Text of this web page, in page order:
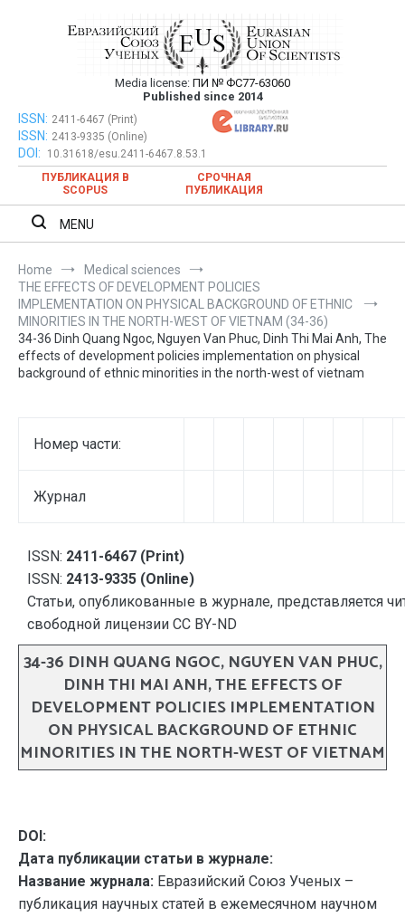
Евразийский Союз Ученых – публикация
научных статей в ежемесячном
научном журнале
Media license: ПИ № ФС77-63060
Published since 2014
Евразийский Союз Ученых – публикация научных статей в
ежемесячном научном журнале
ISSN: 2411-6467 (Print)
ISSN: 2413-9335 (Online)
DOI:
10.31618/esu.2411-6467.8.53.1
ПУБЛИКАЦИЯ В
SCOPUS
СРОЧНАЯ
ПУБЛИКАЦИЯ
MENU
Home
Medical sciences
THE EFFECTS OF DEVELOPMENT POLICIES
IMPLEMENTATION ON PHYSICAL BACKGROUND OF ETHNIC
MINORITIES IN THE NORTH-WEST OF VIETNAM (34-36)
34-36 Dinh Quang Ngoc, Nguyen Van Phuc, Dinh Thi Mai Anh, The
effects of development policies implementation on physical
background of ethnic minorities in the north-west of vietnam
Номер части:
Журнал
ISSN: 2411-6467 (Print)
ISSN: 2413-9335 (Online)
Статьи, опубликованные в журнале, представляется
свободной лицензии CC BY-ND
34-36 DINH QUANG NGOC, NGUYEN VAN PHUC,
DINH THI MAI ANH, THE EFFECTS OF
DEVELOPMENT POLICIES IMPLEMENTATION
ON PHYSICAL BACKGROUND OF ETHNIC
MINORITIES IN THE NORTH-WEST OF VIETNAM
DOI:
Дата публикации статьи в журнале:
Название журнала: Евразийский Союз Ученых –
публикация научных статей в ежемесячном научном